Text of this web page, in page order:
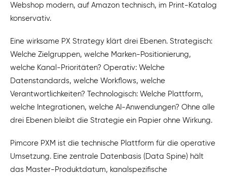
Webshop modern, auf Amazon technisch, im Print-Katalog
konservativ.
Eine wirksame PX Strategy klärt drei Ebenen. Strategisch:
Welche Zielgruppen, welche Marken-Positionierung,
welche Kanal-Prioritäten? Operativ: Welche
Datenstandards, welche Workflows, welche
Verantwortlichkeiten? Technologisch: Welche Plattform,
welche Integrationen, welche AI-Anwendungen? Ohne alle
drei Ebenen bleibt die Strategie ein Papier ohne Wirkung.
Pimcore PXM ist die technische Plattform für die operative
Umsetzung. Eine zentrale Datenbasis (Data Spine) hält
das Master-Produktdatum, kanalspezifische